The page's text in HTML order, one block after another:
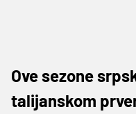
Ove sezone
talijanskom